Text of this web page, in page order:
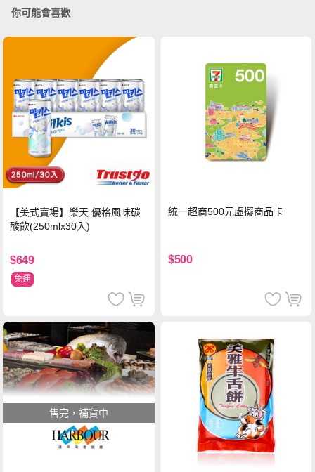
你可能會喜歡
【美式賣場】樂天 優格風味碳
酸飲(250mlx30入)
$649
免運
統一超商500元虛擬商品卡
$500
售完，補貨中